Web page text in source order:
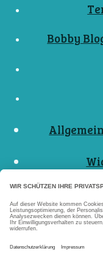
Bobby